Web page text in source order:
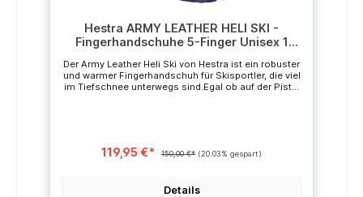
Hestra ARMY LEATHER HELI SKI -
Fingerhandschuhe 5-Finger Unisex 1
Der Army Leather Heli Ski von Hestra ist ein robuster
und warmer Fingerhandschuh für Skisportler, die viel
im Tiefschnee unterwegs sind.Egal ob auf der Piste,
Handinnenfläche aus extra robustem Army-
Durch die vorgeformten Finger ist gleichermaßen
119,95 €* 150,00 €* (20.03% gespart)
Details